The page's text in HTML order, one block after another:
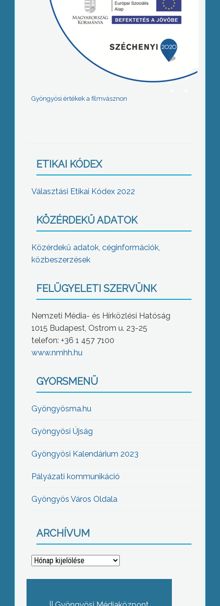
Gyöngyösi értékek a filmvásznon
ETIKAI KÓDEX
Választási Etikai Kódex 2022
KÖZÉRDEKŰ ADATOK
Közérdekű adatok, céginformációk,
közbeszerzések
FELÜGYELETI SZERVÜNK
Nemzeti Média- és Hírközlési Hatóság
1015 Budapest, Ostrom u. 23-25
telefon: +36 1 457 7100
www.nmhh.hu
GYORSMENÜ
Gyöngyösma.hu
Gyöngyösi Újság
Gyöngyösi Kalendárium 2023
Pályázati kommunikáció
Gyöngyös Város Oldala
ARCHÍVUM
Archívum